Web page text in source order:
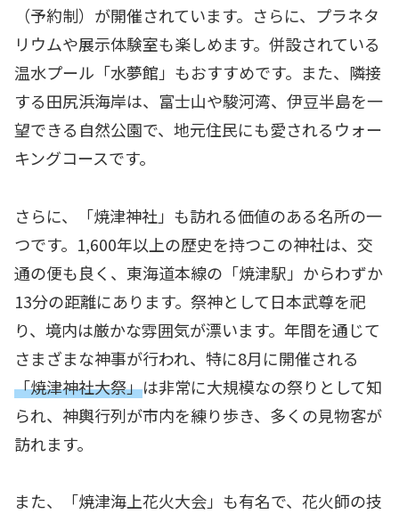
（予約制）が開催されています。さらに、プラネタ
リウムや展示体験室も楽しめます。併設されている
温水プール「水夢館」もおすすめです。また、隣接
する田尻浜海岸は、富士山や駿河湾、伊豆半島を一
望できる自然公園で、地元住民にも愛されるウォー
キングコースです。
さらに、「焼津神社」も訪れる価値のある名所の一
つです。1,600年以上の歴史を持つこの神社は、交
通の便も良く、東海道本線の「焼津駅」からわずか
13分の距離にあります。祭神として日本武尊を祀
り、境内は厳かな雰囲気が漂います。年間を通じて
さまざまな神事が行われ、特に8月に開催される
「焼津神社大祭」は非常に大規模なの祭りとして知
られ、神輿行列が市内を練り歩き、多くの見物客が
訪れます。
また、「焼津海上花火大会」も有名で、花火師の技